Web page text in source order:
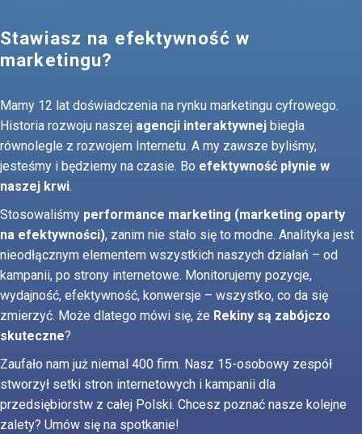
Stawiasz na efektywność w
marketingu?
Mamy 12 lat doświadczenia na rynku marketingu cyfrowego.
Historia rozwoju naszej agencji interaktywnej biegła
równolegle z rozwojem Internetu. A my zawsze byliśmy,
jesteśmy i będziemy na czasie. Bo efektywność płynie w
naszej krwi.
Stosowaliśmy performance marketing (marketing oparty
na efektywności), zanim nie stało się to modne. Analityka jest
nieodłącznym elementem wszystkich naszych działań – od
kampanii, po strony internetowe. Monitorujemy pozycje,
wydajność, efektywność, konwersje – wszystko, co da się
zmierzyć. Może dlatego mówi się, że Rekiny są zabójczo
skuteczne?
Zaufało nam już niemal 400 firm. Nasz 15-osobowy zespół
stworzył setki stron internetowych i kampanii dla
przedsiębiorstw z całej Polski. Chcesz poznać nasze kolejne
zalety? Umów się na spotkanie!